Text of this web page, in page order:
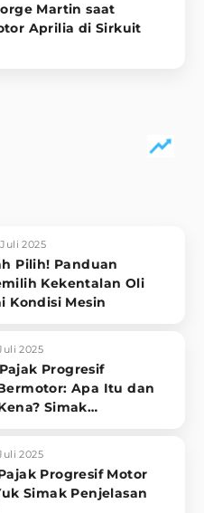
Martin saat
Aprilia di Sirkuit
2025
Pilih! Panduan
Kekentalan Oli
Kondisi Mesin
2025
Progresif
Apa Itu dan
Simak
2025
Progresif Motor
Simak Penjelasan